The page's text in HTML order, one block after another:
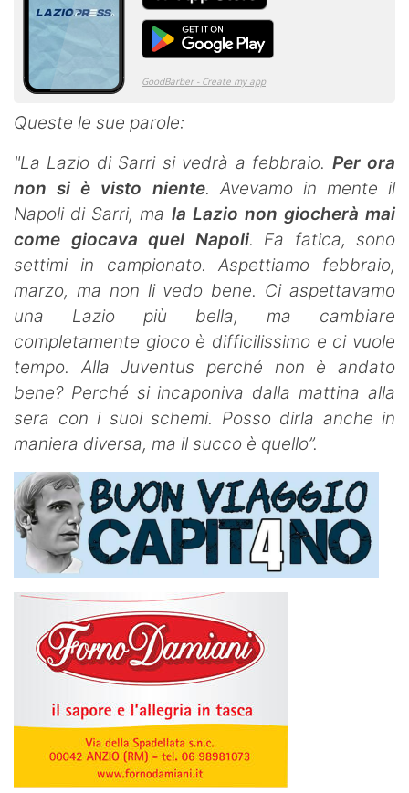
Queste le sue parole:
"La Lazio di Sarri si vedrà a febbraio. Per ora
non si è visto niente. Avevamo in mente il
Napoli di Sarri, ma la Lazio non giocherà mai
come giocava quel Napoli. Fa fatica, sono
settimi in campionato. Aspettiamo febbraio,
marzo, ma non li vedo bene. Ci aspettavamo
una Lazio più bella, ma cambiare
completamente gioco è difficilissimo e ci vuole
tempo. Alla Juventus perché non è andato
bene? Perché si incaponiva dalla mattina alla
sera con i suoi schemi. Posso dirla anche in
maniera diversa, ma il succo è quello”.